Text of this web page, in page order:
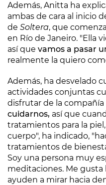
Además, Anitta ha
ambas de cara al inicio
de Soltera, que
en Río de Janeiro. "Ella
así que vamos a pasar
realmente la quiero
Además, ha desvelado
actividades conjuntas
disfrutar de la
cuidarnos, así que
tratamientos para la piel,
cuerpo", ha indicado,
tratamientos de
Soy una persona muy
meditaciones. Me gusta
ayuden a mirar hacia